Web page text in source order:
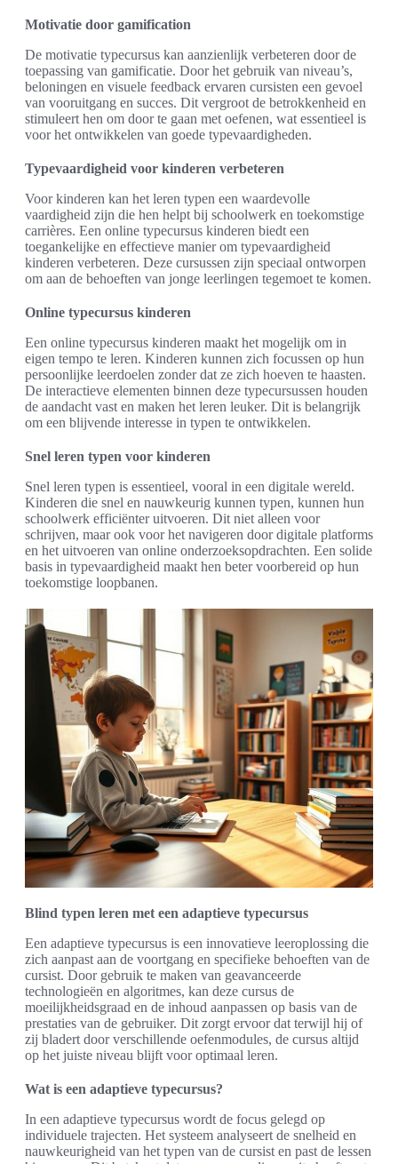
Motivatie door gamification
De motivatie typecursus kan aanzienlijk verbeteren door de
toepassing van gamificatie. Door het gebruik van niveau’s,
beloningen en visuele feedback ervaren cursisten een gevoel
van vooruitgang en succes. Dit vergroot de betrokkenheid en
stimuleert hen om door te gaan met oefenen, wat essentieel is
voor het ontwikkelen van goede typevaardigheden.
Typevaardigheid voor kinderen verbeteren
Voor kinderen kan het leren typen een waardevolle
vaardigheid zijn die hen helpt bij schoolwerk en toekomstige
carrières. Een online typecursus kinderen biedt een
toegankelijke en effectieve manier om typevaardigheid
kinderen verbeteren. Deze cursussen zijn speciaal ontworpen
om aan de behoeften van jonge leerlingen tegemoet te komen.
Online typecursus kinderen
Een online typecursus kinderen maakt het mogelijk om in
eigen tempo te leren. Kinderen kunnen zich focussen op hun
persoonlijke leerdoelen zonder dat ze zich hoeven te haasten.
De interactieve elementen binnen deze typecursussen houden
de aandacht vast en maken het leren leuker. Dit is belangrijk
om een blijvende interesse in typen te ontwikkelen.
Snel leren typen voor kinderen
Snel leren typen is essentieel, vooral in een digitale wereld.
Kinderen die snel en nauwkeurig kunnen typen, kunnen hun
schoolwerk efficiënter uitvoeren. Dit niet alleen voor
schrijven, maar ook voor het navigeren door digitale platforms
en het uitvoeren van online onderzoeksopdrachten. Een solide
basis in typevaardigheid maakt hen beter voorbereid op hun
toekomstige loopbanen.
Blind typen leren met een adaptieve typecursus
Een adaptieve typecursus is een innovatieve leeroplossing die
zich aanpast aan de voortgang en specifieke behoeften van de
cursist. Door gebruik te maken van geavanceerde
technologieën en algoritmes, kan deze cursus de
moeilijkheidsgraad en de inhoud aanpassen op basis van de
prestaties van de gebruiker. Dit zorgt ervoor dat terwijl hij of
zij bladert door verschillende oefenmodules, de cursus altijd
op het juiste niveau blijft voor optimaal leren.
Wat is een adaptieve typecursus?
In een adaptieve typecursus wordt de focus gelegd op
individuele trajecten. Het systeem analyseert de snelheid en
nauwkeurigheid van het typen van de cursist en past de lessen